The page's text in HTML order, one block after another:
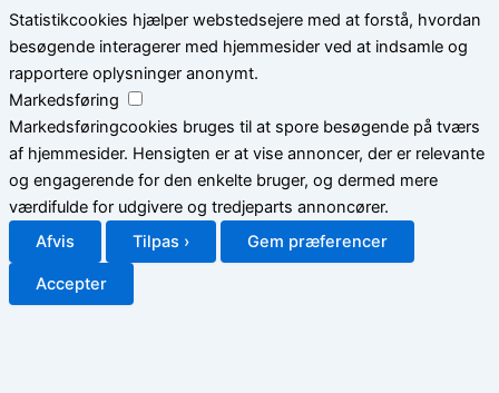
Statistikcookies hjælper webstedsejere med at forstå, hvordan
besøgende interagerer med hjemmesider ved at indsamle og
rapportere oplysninger anonymt.
Markedsføring
Markedsføringcookies bruges til at spore besøgende på tværs
af hjemmesider. Hensigten er at vise annoncer, der er relevante
og engagerende for den enkelte bruger, og dermed mere
værdifulde for udgivere og tredjeparts annoncører.
Afvis
Tilpas › Gem præferencer
Accepter